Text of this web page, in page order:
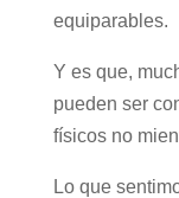
equiparables.
Y es que,
pueden ser
físicos no
Lo que